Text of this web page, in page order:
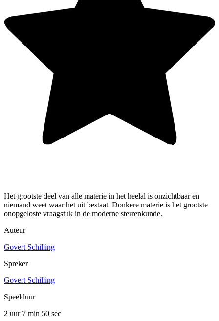
Het grootste deel van alle materie in het heelal is onzichtbaar en
niemand weet waar het uit bestaat. Donkere materie is het grootste
onopgeloste vraagstuk in de moderne sterrenkunde.
Auteur
Govert Schilling
Spreker
Govert Schilling
Speelduur
2 uur 7 min 50 sec